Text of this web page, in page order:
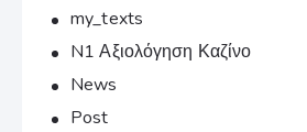
my_texts
N1 Αξιολόγηση Καζίνο
News
Post